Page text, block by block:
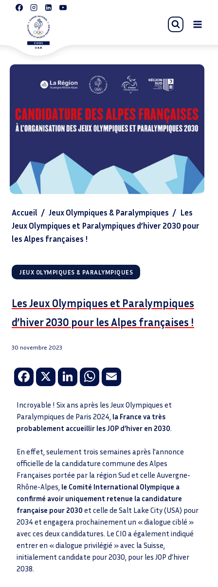
Accueil / Jeux Olympiques & Paralympiques / Les
Jeux Olympiques et Paralympiques d’hiver 2030 pour
les Alpes françaises !
JEUX OLYMPIQUES & PARALYMPIQUES
Les Jeux Olympiques et Paralympiques
d’hiver 2030 pour les Alpes françaises !
30 novembre 2023
Fa
ce
b
o
k
X
Li
n
k
e
n
W
h
at
sA
p
E
ail
Incroyable ! Six ans après les Jeux Olympiques et
Paralympiques de Paris 2024, la France va très
probablement accueillir les JOP d’hiver en 2030.
En effet, seulement trois semaines après l’annonce
officielle de la candidature commune des Alpes
Françaises portée par la région Sud et celle Auvergne-
Rhône-Alpes, le Comité International Olympique a
confirmé avoir uniquement retenue la candidature
française pour 2030 et celle de Salt Lake City (USA) pour
2034 et engagera prochainement un « dialogue ciblé »
avec ces deux candidatures. Le CIO a également indiqué
entrer en « dialogue privilégié » avec la Suisse,
initialement candidate pour 2030, pour les JOP d’hiver
2038.